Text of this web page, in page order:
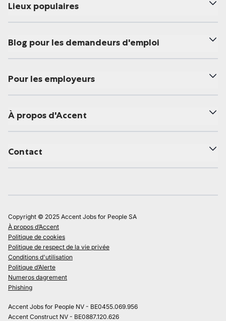
Lieux populaires
Blog pour les demandeurs d'emploi
Pour les employeurs
À propos d'Accent
Contact
Copyright © 2025 Accent Jobs for People SA
À propos d’Accent
Politique de cookies
Politique de respect de la vie privée
Conditions d'utilisation
Politique d’Alerte
Numeros dagrement
Phishing
Accent Jobs for People NV - BE0455.069.956
Accent Construct NV - BE0887.120.626